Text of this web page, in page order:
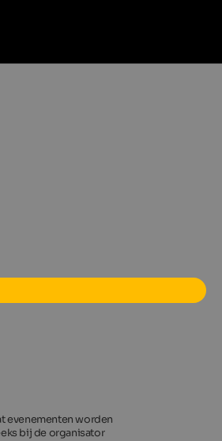
evenementen worden
bij de organisator